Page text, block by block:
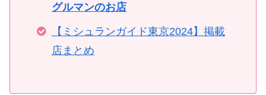
グルマンのお店
【ミシュランガイド東京2024】掲載
店まとめ